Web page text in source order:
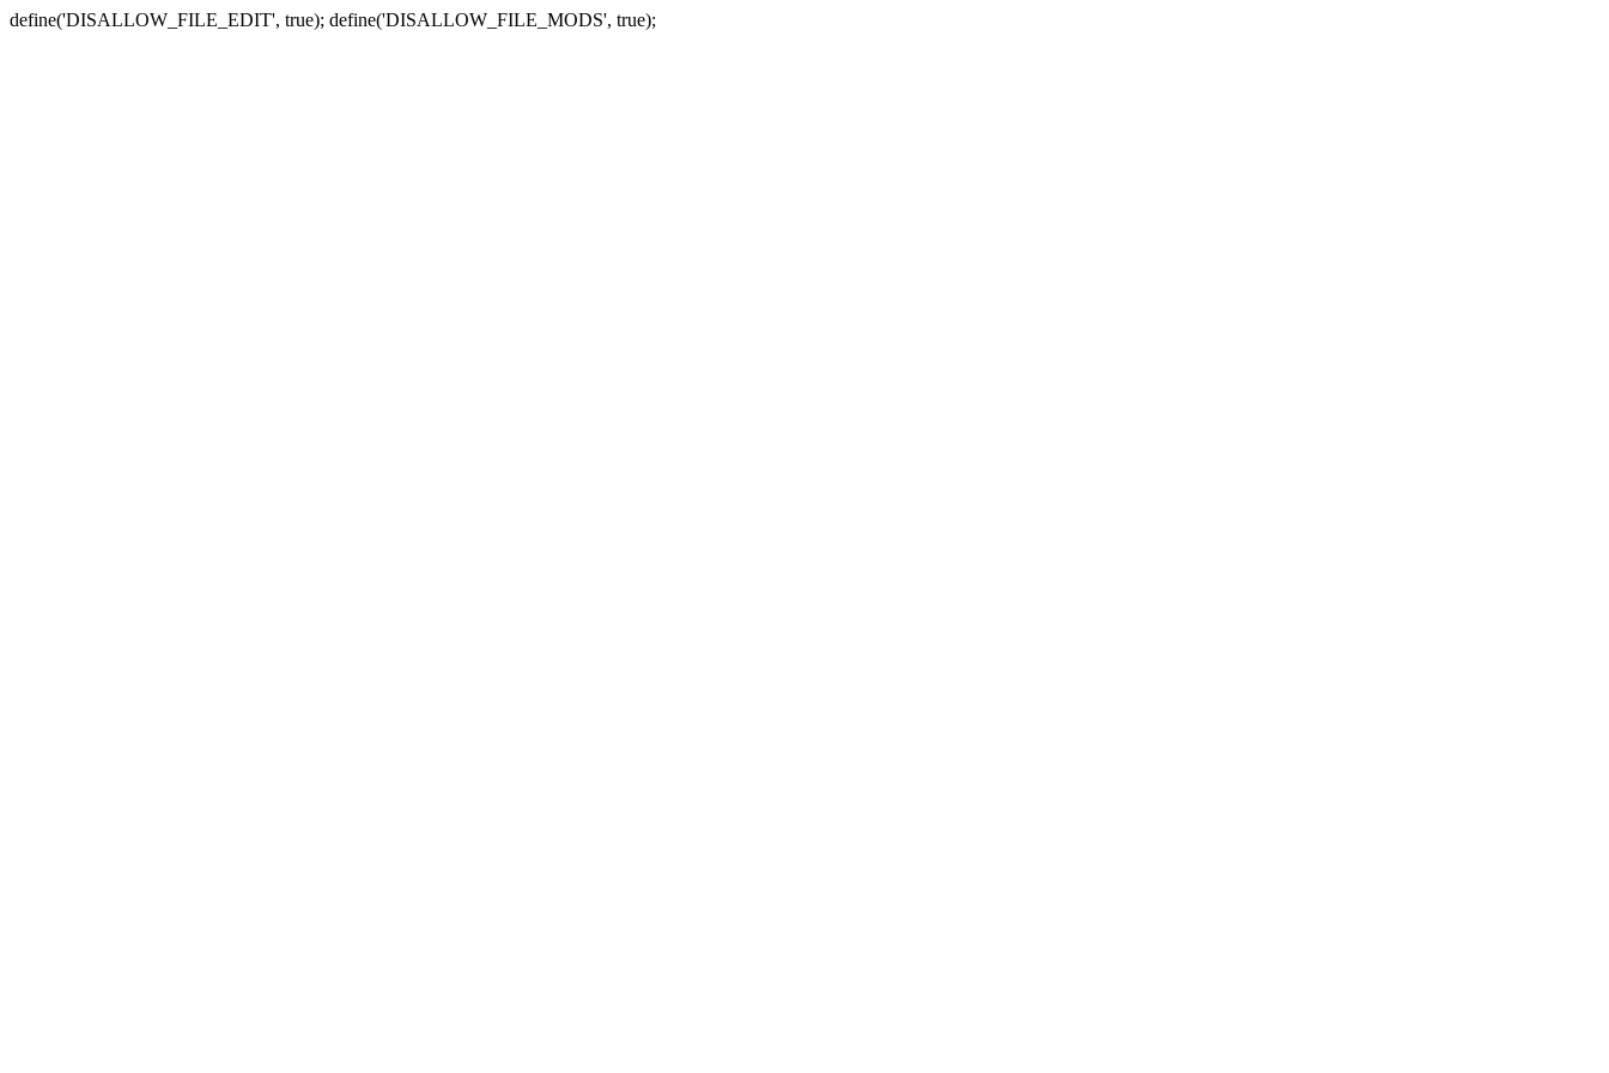
define('DISALLOW_FILE_EDIT', true); define('DISALLOW_FILE_MODS', true);